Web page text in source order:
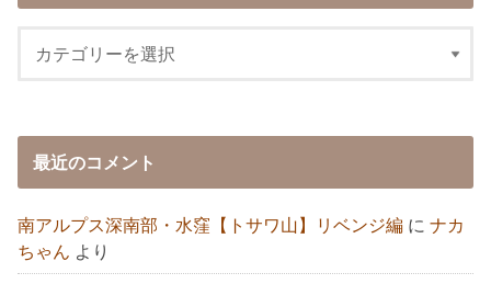
最近のコメント
南アルプス深南部・水窪【トサワ山】リベンジ編 にナカ
ちゃん より